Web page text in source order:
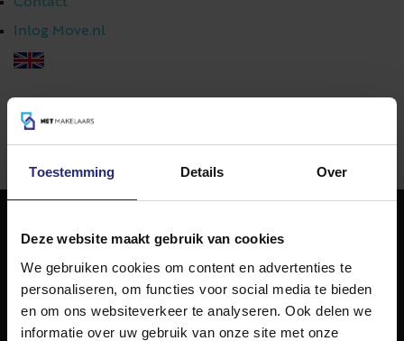
Toestemming Details Over
Deze website maakt gebruik van cookies
We gebruiken cookies om content en advertenties te
personaliseren, om functies voor social media te bieden
en om ons websiteverkeer te analyseren. Ook delen we
informatie over uw gebruik van onze site met onze
Inlog Move.nl
023 303 54 44
NET Makelaars
NET Makelaars is een modern makelaarskantoor met
decennialange ervaring in het vak en diepgaande kennis
van de huizenmarkt in Haarlem en omstreken.